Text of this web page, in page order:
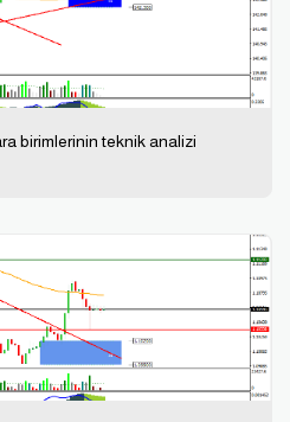
birimlerinin teknik analizi